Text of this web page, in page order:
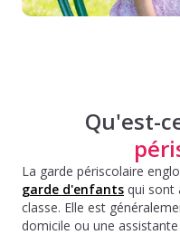
Qu'est-
La garde périscolaire
garde d'enfants qui sont
classe. Elle est
domicile ou une